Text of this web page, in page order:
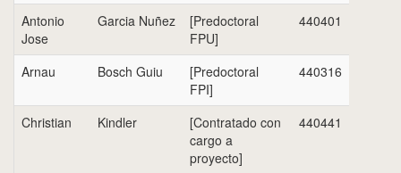
Antonio
Jose
Garcia Nuñez
[Predoctoral
FPU]
440401
Arnau Bosch Guiu
[Predoctoral
FPI]
440316
Christian Kindler
[Contratado con
cargo a
proyecto]
440441